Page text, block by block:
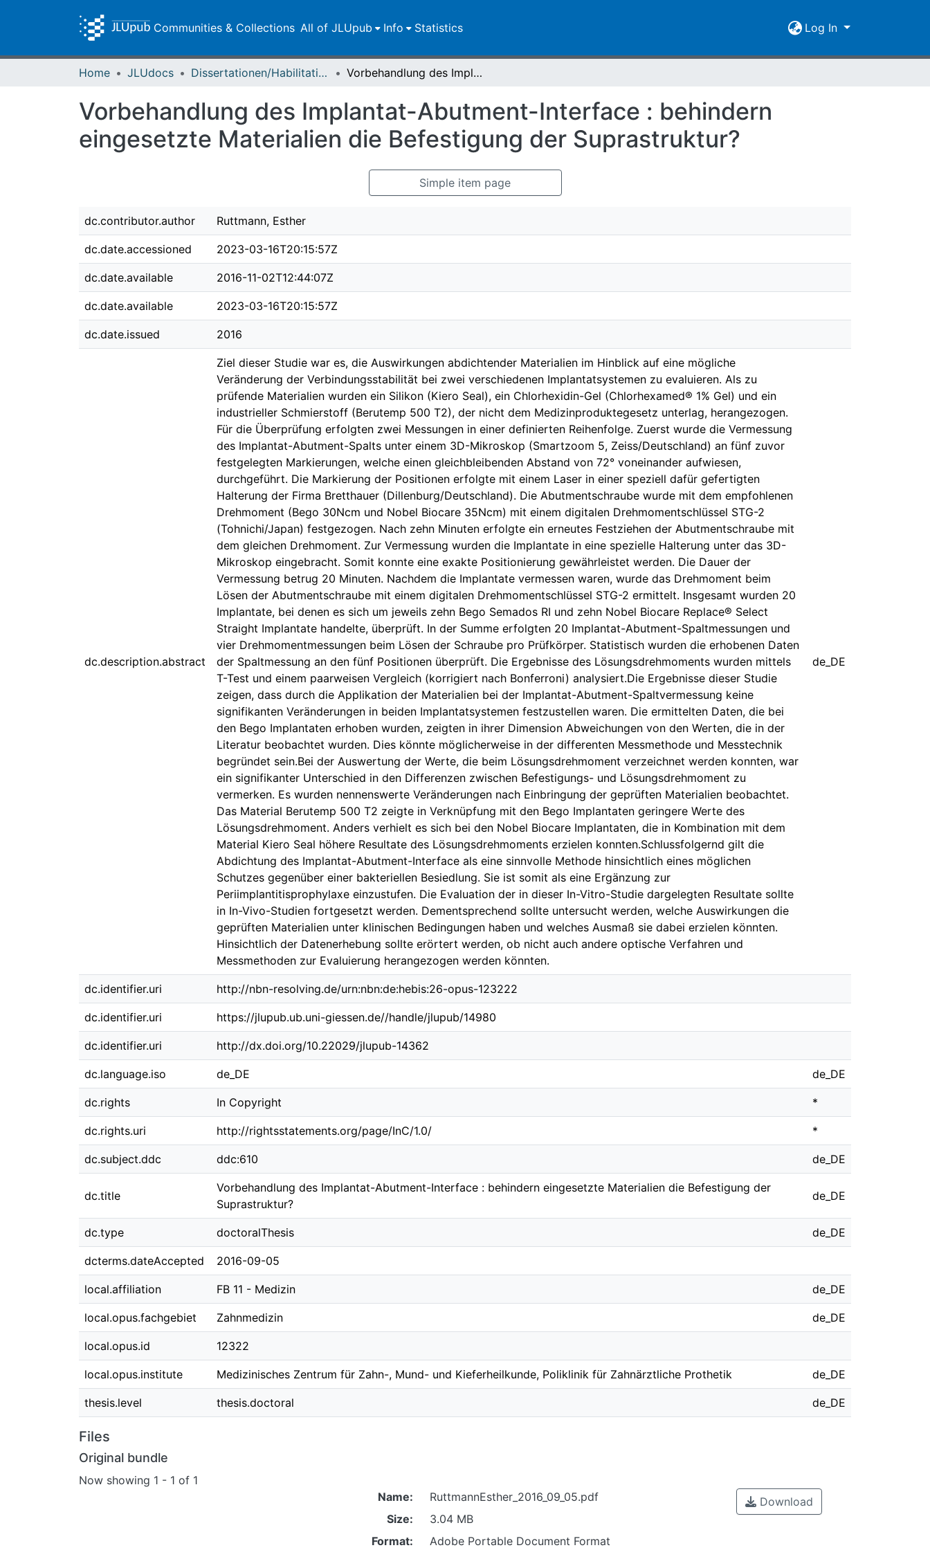
Communities & Collections All of JLUpub Info Statistics Log In
Home JLUdocs Dissertationen/Habilitationen Vorbehandlung des Implantat-Abutment-Interface : behindern eingesetzte Materialien die Befestigung der Suprastruktur?
Vorbehandlung des Implantat-Abutment-Interface : behindern
eingesetzte Materialien die Befestigung der Suprastruktur?
Simple item page
dc.contributor.author Ruttmann, Esther
dc.date.accessioned 2023-03-16T20:15:57Z
dc.date.available 2016-11-02T12:44:07Z
dc.date.available 2023-03-16T20:15:57Z
dc.date.issued 2016
dc.description.abstract
Ziel dieser Studie war es, die Auswirkungen abdichtender Materialien im Hinblick auf eine mögliche
Veränderung der Verbindungsstabilität bei zwei verschiedenen Implantatsystemen zu evaluieren. Als zu
prüfende Materialien wurden ein Silikon (Kiero Seal), ein Chlorhexidin-Gel (Chlorhexamed® 1% Gel) und ein
industrieller Schmierstoff (Berutemp 500 T2), der nicht dem Medizinproduktegesetz unterlag, herangezogen.
Für die Überprüfung erfolgten zwei Messungen in einer definierten Reihenfolge. Zuerst wurde die Vermessung
des Implantat-Abutment-Spalts unter einem 3D-Mikroskop (Smartzoom 5, Zeiss/Deutschland) an fünf zuvor
festgelegten Markierungen, welche einen gleichbleibenden Abstand von 72° voneinander aufwiesen,
durchgeführt. Die Markierung der Positionen erfolgte mit einem Laser in einer speziell dafür gefertigten
Halterung der Firma Bretthauer (Dillenburg/Deutschland). Die Abutmentschraube wurde mit dem empfohlenen
Drehmoment (Bego 30Ncm und Nobel Biocare 35Ncm) mit einem digitalen Drehmomentschlüssel STG-2
(Tohnichi/Japan) festgezogen. Nach zehn Minuten erfolgte ein erneutes Festziehen der Abutmentschraube mit
dem gleichen Drehmoment. Zur Vermessung wurden die Implantate in eine spezielle Halterung unter das 3D-
Mikroskop eingebracht. Somit konnte eine exakte Positionierung gewährleistet werden. Die Dauer der
Vermessung betrug 20 Minuten. Nachdem die Implantate vermessen waren, wurde das Drehmoment beim
Lösen der Abutmentschraube mit einem digitalen Drehmomentschlüssel STG-2 ermittelt. Insgesamt wurden 20
Implantate, bei denen es sich um jeweils zehn Bego Semados RI und zehn Nobel Biocare Replace® Select
Straight Implantate handelte, überprüft. In der Summe erfolgten 20 Implantat-Abutment-Spaltmessungen und
vier Drehmomentmessungen beim Lösen der Schraube pro Prüfkörper. Statistisch wurden die erhobenen Daten
der Spaltmessung an den fünf Positionen überprüft. Die Ergebnisse des Lösungsdrehmoments wurden mittels
T-Test und einem paarweisen Vergleich (korrigiert nach Bonferroni) analysiert.Die Ergebnisse dieser Studie
zeigen, dass durch die Applikation der Materialien bei der Implantat-Abutment-Spaltvermessung keine
signifikanten Veränderungen in beiden Implantatsystemen festzustellen waren. Die ermittelten Daten, die bei
den Bego Implantaten erhoben wurden, zeigten in ihrer Dimension Abweichungen von den Werten, die in der
Literatur beobachtet wurden. Dies könnte möglicherweise in der differenten Messmethode und Messtechnik
begründet sein.Bei der Auswertung der Werte, die beim Lösungsdrehmoment verzeichnet werden konnten, war
ein signifikanter Unterschied in den Differenzen zwischen Befestigungs- und Lösungsdrehmoment zu
vermerken. Es wurden nennenswerte Veränderungen nach Einbringung der geprüften Materialien beobachtet.
Das Material Berutemp 500 T2 zeigte in Verknüpfung mit den Bego Implantaten geringere Werte des
Lösungsdrehmoment. Anders verhielt es sich bei den Nobel Biocare Implantaten, die in Kombination mit dem
Material Kiero Seal höhere Resultate des Lösungsdrehmoments erzielen konnten.Schlussfolgernd gilt die
Abdichtung des Implantat-Abutment-Interface als eine sinnvolle Methode hinsichtlich eines möglichen
Schutzes gegenüber einer bakteriellen Besiedlung. Sie ist somit als eine Ergänzung zur
Periimplantitisprophylaxe einzustufen. Die Evaluation der in dieser In-Vitro-Studie dargelegten Resultate sollte
in In-Vivo-Studien fortgesetzt werden. Dementsprechend sollte untersucht werden, welche Auswirkungen die
geprüften Materialien unter klinischen Bedingungen haben und welches Ausmaß sie dabei erzielen könnten.
Hinsichtlich der Datenerhebung sollte erörtert werden, ob nicht auch andere optische Verfahren und
Messmethoden zur Evaluierung herangezogen werden könnten.
de_DE
dc.identifier.uri http://nbn-resolving.de/urn:nbn:de:hebis:26-opus-123222
dc.identifier.uri https://jlupub.ub.uni-giessen.de//handle/jlupub/14980
dc.identifier.uri http://dx.doi.org/10.22029/jlupub-14362
dc.language.iso de_DE de_DE
dc.rights In Copyright *
dc.rights.uri http://rightsstatements.org/page/InC/1.0/ *
dc.subject.ddc ddc:610 de_DE
dc.title
Vorbehandlung des Implantat-Abutment-Interface : behindern eingesetzte Materialien die Befestigung der
Suprastruktur?
de_DE
dc.type doctoralThesis de_DE
dcterms.dateAccepted 2016-09-05
local.affiliation FB 11 - Medizin de_DE
local.opus.fachgebiet Zahnmedizin de_DE
local.opus.id 12322
local.opus.institute Medizinisches Zentrum für Zahn-, Mund- und Kieferheilkunde, Poliklinik für Zahnärztliche Prothetik de_DE
thesis.level thesis.doctoral de_DE
Files
Original bundle
Now showing 1 - 1 of 1
Name:
RuttmannEsther_2016_09_05.pdf
Size:
3.04 MB
Format:
Adobe Portable Document Format
Download